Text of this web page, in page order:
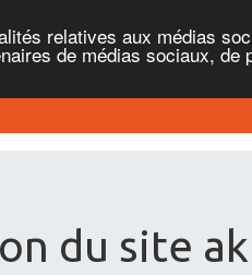
relatives aux médias
de médias sociaux, de
du site